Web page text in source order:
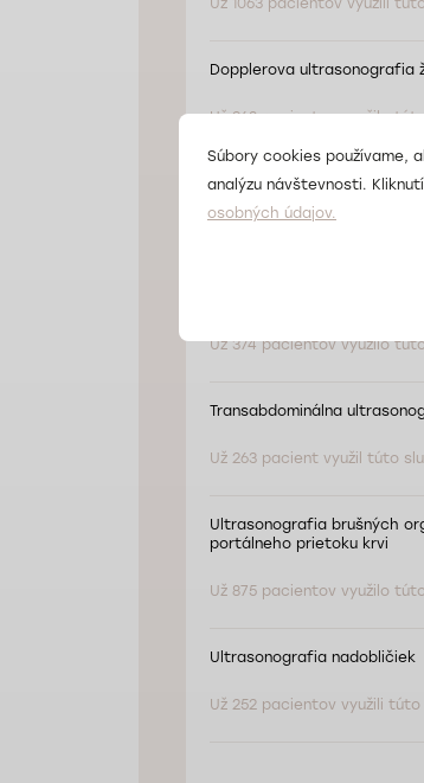
Dopplerova ultrasonografia
Už 968 pacientov využilo
Komplexná ultrasonografia
Transabdominálna
Už 374 pacientov využilo
Transabdominálna
Už 263 pacient využil túto
Ultrasonografia brušných
portálneho prietoku krvi
Už 875 pacientov využilo
Ultrasonografia nadobličiek
Už 252 pacientov využili túto
Súbory cookies používame,
analýzu návštevnosti.
osobných údajov.